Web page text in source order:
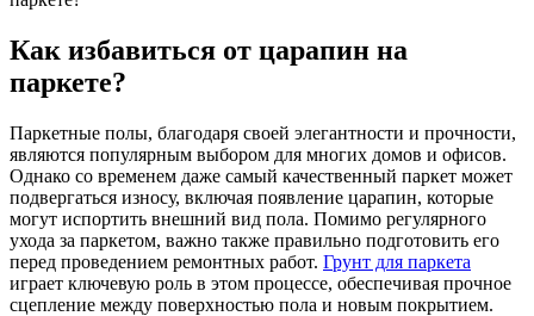
Как избавиться от царапин на
паркете?
Паркетные полы, благодаря своей элегантности и прочности,
являются популярным выбором для многих домов и офисов.
Однако со временем даже самый качественный паркет может
подвергаться износу, включая появление царапин, которые
могут испортить внешний вид пола. Помимо регулярного
ухода за паркетом, важно также правильно подготовить его
перед проведением ремонтных работ. Грунт для паркета
играет ключевую роль в этом процессе, обеспечивая прочное
сцепление между поверхностью пола и новым покрытием.